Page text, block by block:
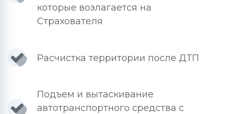
которые возлагается на
Страхователя
Расчистка территории после ДТП
Подъем и вытаскивание
автотранспортного средства с